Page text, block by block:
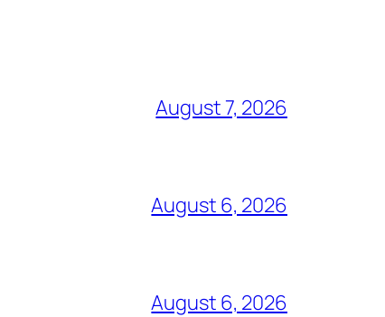
August 7, 2026
August 6, 2026
August 6, 2026